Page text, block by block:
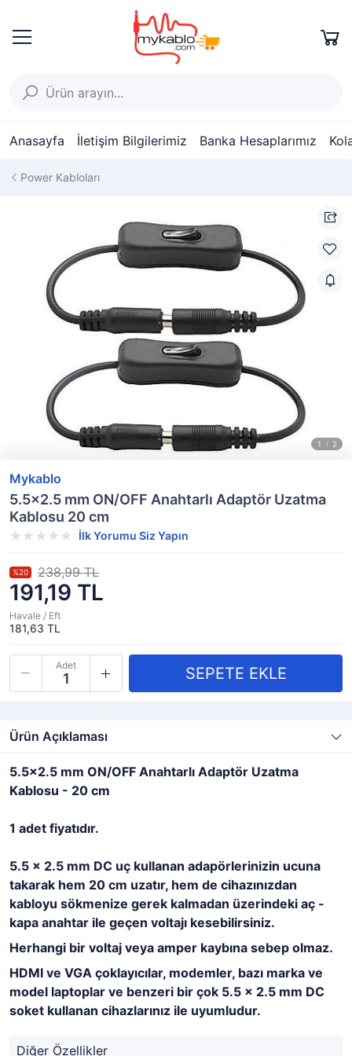
Anasayfa İletişim Bilgilerimiz Banka Hesaplarımız
Power Kabloları
Mykablo
5.5x2.5 mm ON/OFF Anahtarlı Adaptör Uzatma
Kablosu 20 cm
İlk Yorumu Siz Yapın
191,19 TL
%20 238,99 TL
Havale / Eft
181,63 TL
Adet
Ürün Açıklaması
5.5x2.5 mm ON/OFF Anahtarlı Adaptör Uzatma
Kablosu - 20 cm
1 adet fiyatıdır.
5.5 x 2.5 mm DC uç kullanan adapörlerinizin ucuna
takarak hem 20 cm uzatır, hem de cihazınızdan
kabloyu sökmenize gerek kalmadan üzerindeki aç -
kapa anahtar ile geçen voltajı kesebilirsiniz.
Herhangi bir voltaj veya amper kaybına sebep olmaz.
HDMI ve VGA çoklayıcılar, modemler, bazı marka ve
model laptoplar ve benzeri bir çok 5.5 x 2.5 mm DC
soket kullanan cihazlarınız ile uyumludur.
Diğer Özellikler